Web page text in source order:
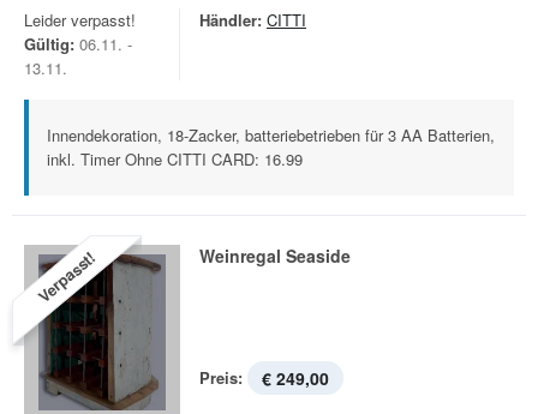
Leider verpasst!
Gültig: 06.11. -
13.11.
Händler: CITTI
Innendekoration, 18-Zacker, batteriebetrieben für 3 AA Batterien,
inkl. Timer Ohne CITTI CARD: 16.99
Verpasst! Weinregal Seaside
Preis: € 249,00